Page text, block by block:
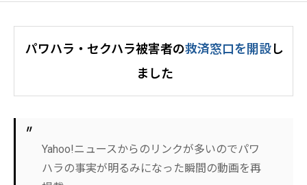
パワハラ・セクハラ被害者の救済窓口を開設し
ました
Yahoo!ニュースからのリンクが多いのでパワ
ハラの事実が明るみになった瞬間の動画を再